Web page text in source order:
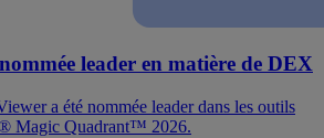
leader en matière de DEX
a été nommée leader dans les outils
Magic Quadrant™ 2026.